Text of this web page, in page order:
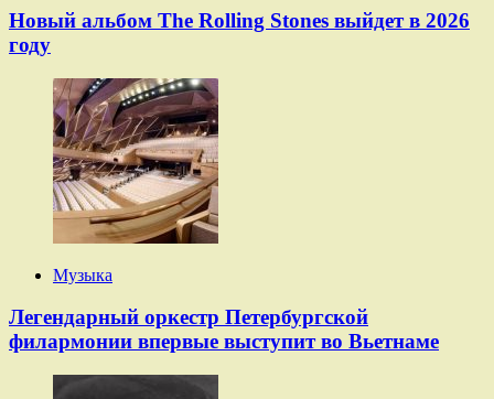
Новый альбом The Rolling Stones выйдет в 2026
году
Музыка
Легендарный оркестр Петербургской
филармонии впервые выступит во Вьетнаме